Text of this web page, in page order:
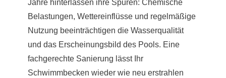
Jahre hinterlassen ihre Spuren: Chemische
Belastungen, Wettereinflüsse und regelmäßige
Nutzung beeinträchtigen die Wasserqualität
und das Erscheinungsbild des Pools. Eine
fachgerechte Sanierung lässt Ihr
Schwimmbecken wieder wie neu erstrahlen